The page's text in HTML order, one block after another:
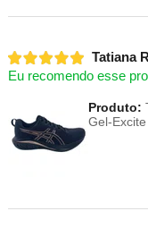
Tatiana
Eu recomendo esse
Produto:
Gel-